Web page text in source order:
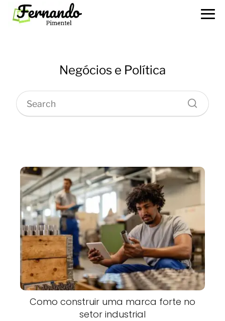
Negócios e Política
Como construir uma marca forte no
setor industrial